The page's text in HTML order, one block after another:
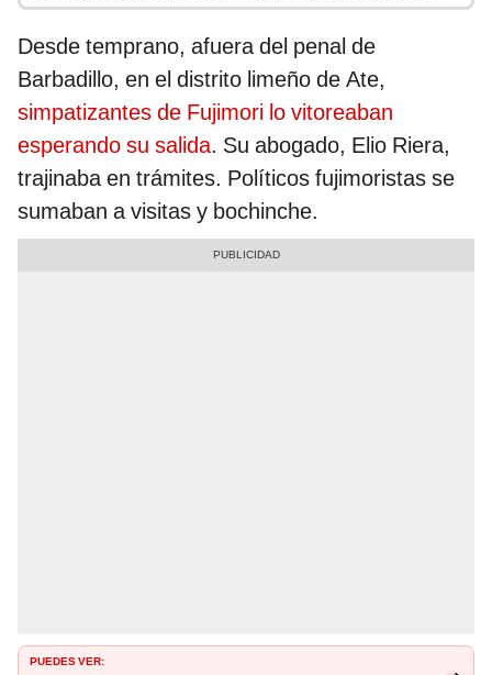
Desde temprano, afuera del penal de
Barbadillo, en el distrito limeño de Ate,
simpatizantes de Fujimori lo vitoreaban
esperando su salida. Su abogado, Elio Riera,
trajinaba en trámites. Políticos fujimoristas se
sumaban a visitas y bochinche.
PUEDES VER: